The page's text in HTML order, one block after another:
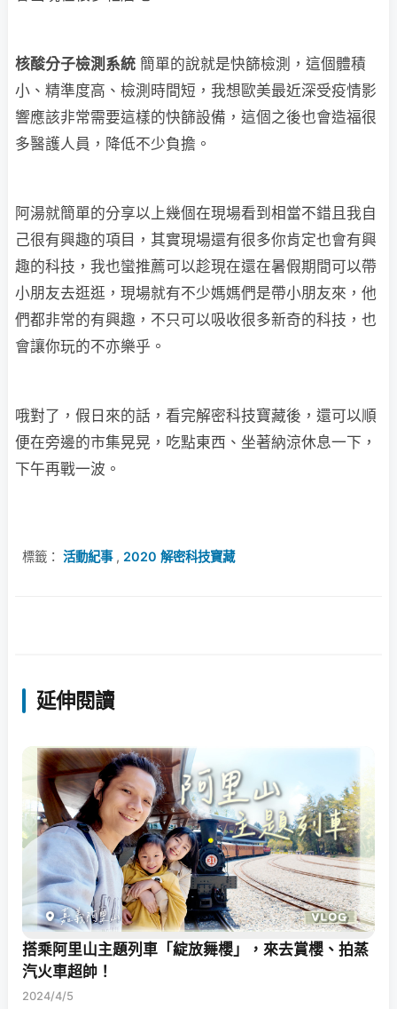
核酸分子檢測系統 簡單的說就是快篩檢測，這個體積
小、精準度高、檢測時間短，我想歐美最近深受疫情影
響應該非常需要這樣的快篩設備，這個之後也會造福很
多醫護人員，降低不少負擔。
阿湯就簡單的分享以上幾個在現場看到相當不錯且我自
己很有興趣的項目，其實現場還有很多你肯定也會有興
趣的科技，我也蠻推薦可以趁現在還在暑假期間可以帶
小朋友去逛逛，現場就有不少媽媽們是帶小朋友來，他
們都非常的有興趣，不只可以吸收很多新奇的科技，也
會讓你玩的不亦樂乎。
哦對了，假日來的話，看完解密科技寶藏後，還可以順
便在旁邊的市集晃晃，吃點東西、坐著納涼休息一下，
下午再戰一波。
標籤： 活動紀事, 2020 解密科技寶藏
延伸閱讀
搭乘阿里山主題列車「綻放舞櫻」，來去賞櫻、拍蒸
汽火車超帥！
2024/4/5